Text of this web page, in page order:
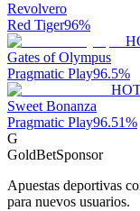
Revolvero
Red Tiger96%
Gates of Olympus
Pragmatic Play96.5%
Sweet Bonanza
Pragmatic Play96.51%
G
GoldBetSponsor
Apuestas deportivas
para nuevos usuarios.